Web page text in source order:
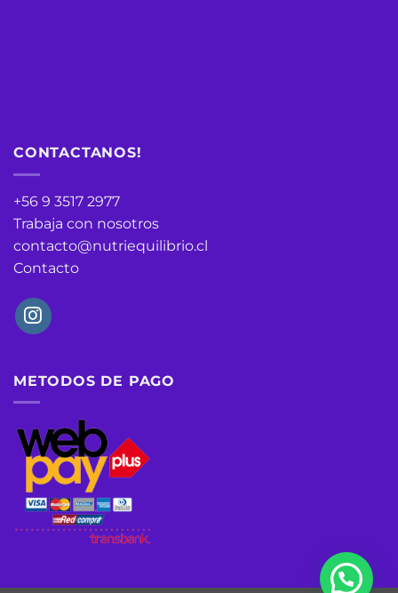
CONTACTANOS!
+56 9 3517 2977
Trabaja con nosotros
contacto@nutriequilibrio.cl
Contacto
METODOS DE PAGO